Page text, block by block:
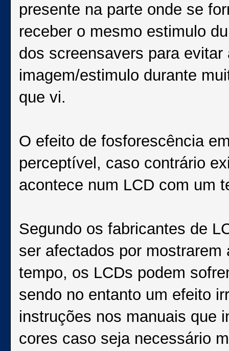
presente na parte onde se
receber o mesmo estimulo
dos screensavers para
imagem/estimulo durante
que vi.
O efeito de fosforescência
perceptível, caso contrário
acontece num LCD com um
Segundo os fabricantes de
ser afectados por
tempo, os LCDs podem
sendo no entanto um efeito
instruções nos manuais que
cores caso seja necessário